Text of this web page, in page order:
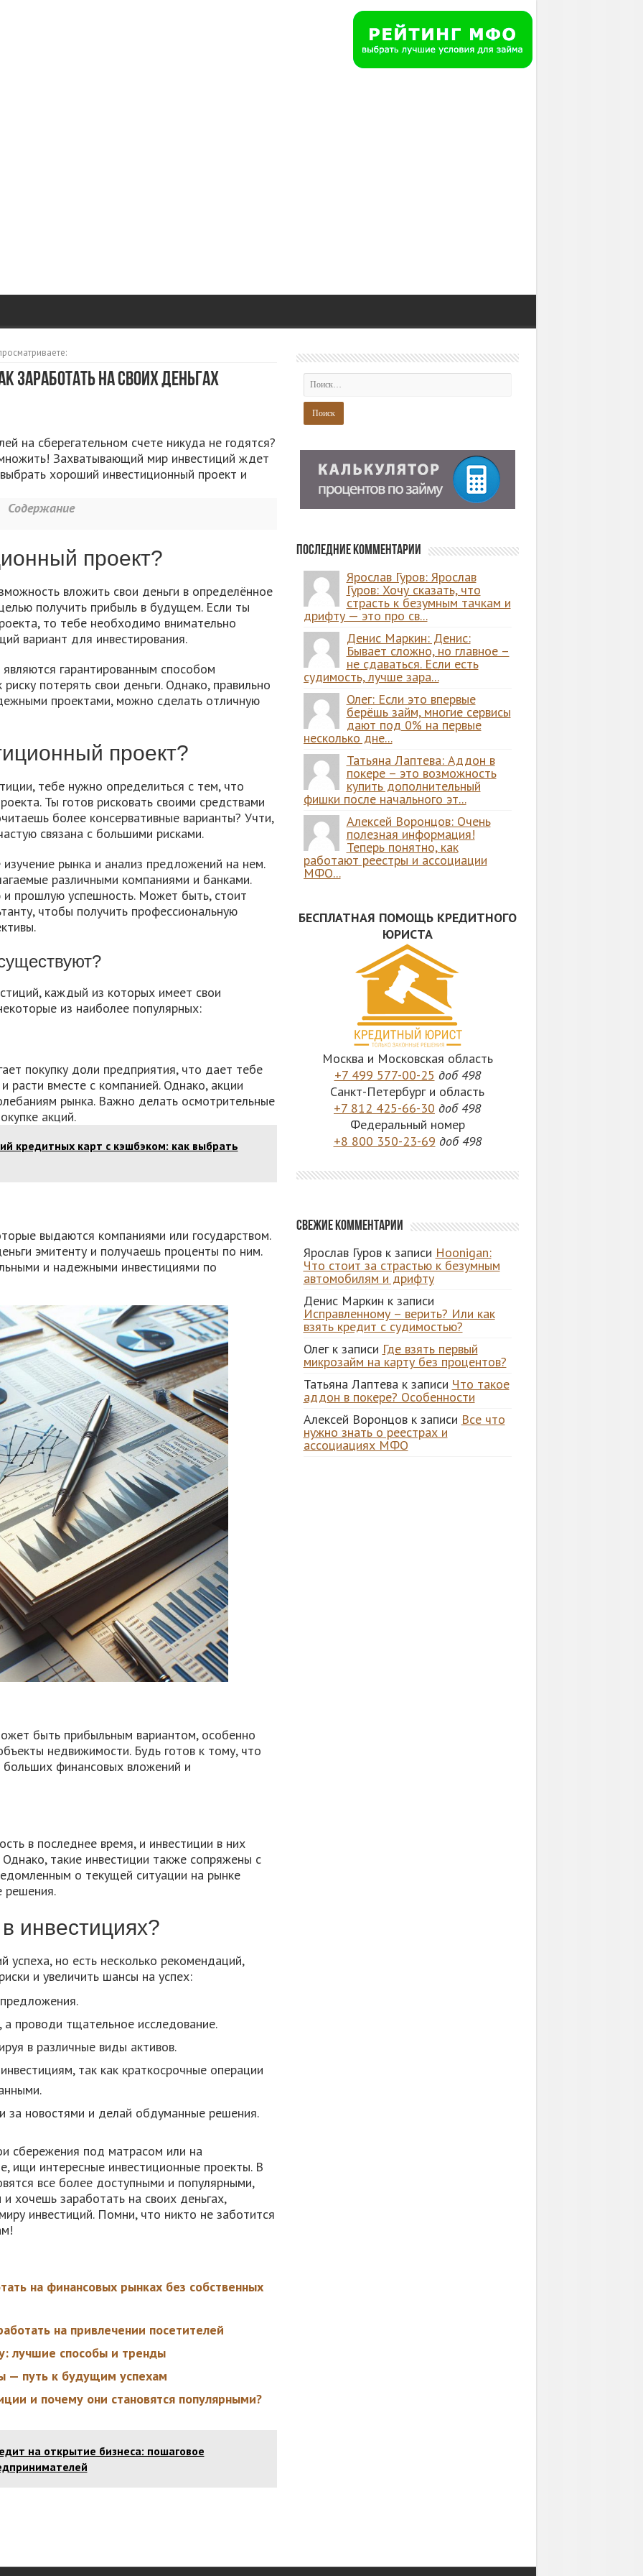
заработать на своих деньгах
на сберегательном счете никуда не годятся?
Захватывающий мир инвестиций ждет
хороший инвестиционный проект и
Содержание
проект?
вложить свои деньги в определённое
получить прибыль в будущем. Если ты
то тебе необходимо внимательно
вариант для инвестирования.
гарантированным способом
потерять свои деньги. Однако, правильно
проектами, можно сделать отличную
проект?
тебе нужно определиться с тем, что
Ты готов рисковать своими средствами
более консервативные варианты? Учти,
связана с большими рисками.
рынка и анализ предложений на нем.
различными компаниями и банками.
и прошлую успешность. Может быть, стоит
чтобы получить профессиональную
каждый из которых имеет свои
из наиболее популярных:
покупку доли предприятия, что дает тебе
расти вместе с компанией. Однако, акции
рынка. Важно делать осмотрительные
акций.
кредитных карт с кэшбэком: как выбрать
выдаются компаниями или государством.
эмитенту и получаешь проценты по ним.
и надежными инвестициями по
быть прибыльным вариантом, особенно
недвижимости. Будь готов к тому, что
финансовых вложений и
в последнее время, и инвестиции в них
такие инвестиции также сопряжены с
о текущей ситуации на рынке
решения.
инвестициях?
успеха, но есть несколько рекомендаций,
и увеличить шансы на успех:
проводи тщательное исследование.
в различные виды активов.
так как краткосрочные операции
за новостями и делай обдуманные решения.
сбережения под матрасом или на
ищи интересные инвестиционные проекты. В
все более доступными и популярными,
хочешь заработать на своих деньгах,
инвестиций. Помни, что никто не заботится
на финансовых рынках без собственных
на привлечении посетителей
лучшие способы и тренды
— путь к будущим успехам
и почему они становятся популярными?
на открытие бизнеса: пошаговое
Последние комментарии
Ярослав Гуров: Ярослав
Гуров: Хочу сказать, что
страсть к безумным тачкам и
дрифту — это про св...
Денис Маркин: Денис:
Бывает сложно, но главное –
не сдаваться. Если есть
судимость, лучше зара...
Олег: Если это впервые
берёшь займ, многие сервисы
дают под 0% на первые
несколько дне...
Татьяна Лаптева: Аддон в
покере – это возможность
купить дополнительный
фишки после начального эт...
Алексей Воронцов: Очень
полезная информация!
Теперь понятно, как
работают реестры и ассоциации
МФО...
БЕСПЛАТНАЯ ПОМОЩЬ КРЕДИТНОГО
ЮРИСТА
Москва и Московская область
+7 499 577-00-25 доб 498
Санкт-Петербург и область
+7 812 425-66-30 доб 498
Федеральный номер
+8 800 350-23-69 доб 498
Свежие комментарии
Ярослав Гуровк записи Hoonigan:
Что стоит за страстью к безумным
автомобилям и дрифту
Денис Маркин к записи
Исправленному – верить? Или как
взять кредит с судимостью?
Олегк записи Где взять первый
микрозайм на карту без процентов?
Татьяна Лаптевак записи Что такое
аддон в покере? Особенности
Алексей Воронцовк записи Все что
нужно знать о реестрах и
ассоциациях МФО